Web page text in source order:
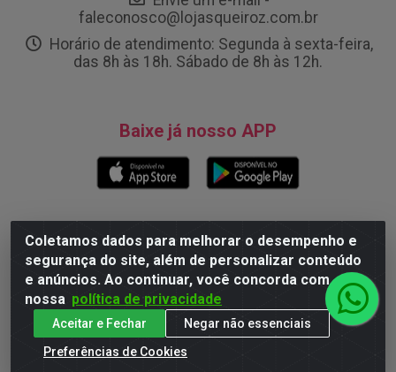
Coletamos dados para melhorar o desempenho e
segurança do site, além de personalizar conteúdo
e anúncios. Ao continuar, você concorda com
nossa política de privacidade
Aceitar e Fechar
Negar não essenciais
Preferências de Cookies
faleconosco@lojasqueiroz.com.br
Horário de atendimento: Segunda à sexta-feira,
das 8h às 18h. Sábado de 8h às 12h.
Baixe já nosso APP
Formas de Pagamento
Site Seguro